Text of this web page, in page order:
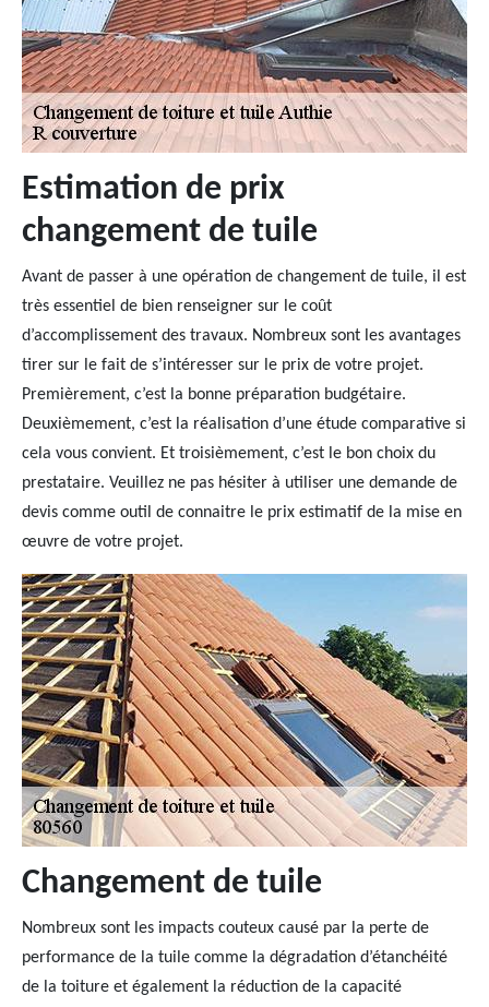
Estimation de prix
changement de tuile
Avant de passer à une opération de changement de tuile, il est
très essentiel de bien renseigner sur le coût
d’accomplissement des travaux. Nombreux sont les avantages
tirer sur le fait de s’intéresser sur le prix de votre projet.
Premièrement, c’est la bonne préparation budgétaire.
Deuxièmement, c’est la réalisation d’une étude comparative si
cela vous convient. Et troisièmement, c’est le bon choix du
prestataire. Veuillez ne pas hésiter à utiliser une demande de
devis comme outil de connaitre le prix estimatif de la mise en
œuvre de votre projet.
Changement de tuile
Nombreux sont les impacts couteux causé par la perte de
performance de la tuile comme la dégradation d’étanchéité
de la toiture et également la réduction de la capacité